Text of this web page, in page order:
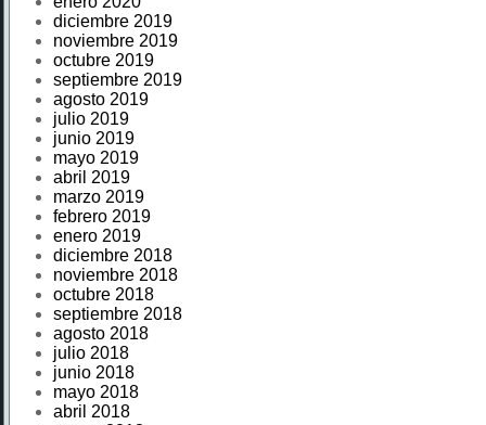
diciembre 2019
noviembre 2019
octubre 2019
septiembre 2019
agosto 2019
julio 2019
junio 2019
mayo 2019
abril 2019
marzo 2019
febrero 2019
enero 2019
diciembre 2018
noviembre 2018
octubre 2018
septiembre 2018
agosto 2018
julio 2018
junio 2018
mayo 2018
abril 2018